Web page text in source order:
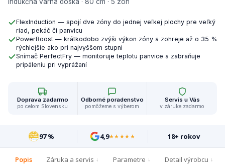
FlexInduction — spojí dve zóny do jednej veľkej plochy pre veľký
riad, pekáč či panvicu
PowerBoost — krátkodobo zvýši výkon zóny a zohreje až o 35 %
rýchlejšie ako pri najvyššom stupni
Snímač PerfectFry — monitoruje teplotu panvice a zabraňuje
pripáleniu pri vyprážaní
Doprava zadarmo
po celom Slovensku
Odborné poradenstvo
pomôžeme s výberom
Servis u Vás
v záruke zadarmo
97 % 4,9★★★★★ 18+ rokov
Popis Záruka a servis Parametre Detail výrobcu